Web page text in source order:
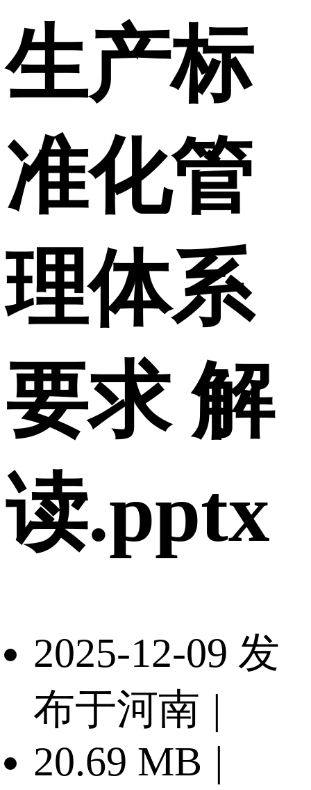
生产标
准化管
理体系
要求 解
读.pptx
2025-12-09 发
布于河南 |
20.69 MB |